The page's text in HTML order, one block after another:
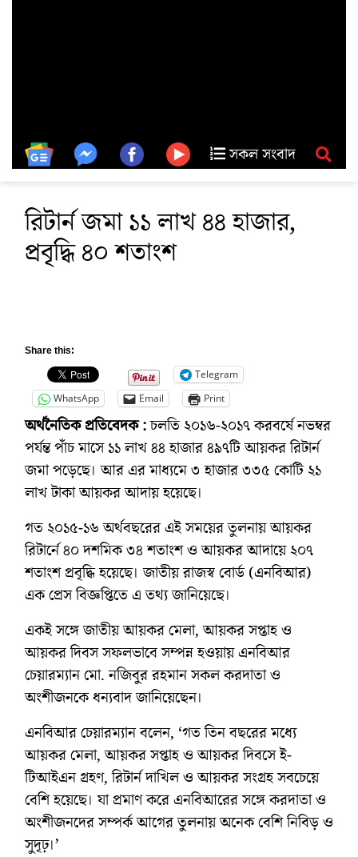
সকল সংবাদ
রিটার্ন জমা ১১ লাখ ৪৪ হাজার,
প্রবৃদ্ধি ৪০ শতাংশ
Share this:
Telegram
WhatsApp
Email Print
অর্থনৈতিক প্রতিবেদক :চলতি ২০১৬-২০১৭ করবর্ষে নভম্বর
পর্যন্ত পাঁচ মাসে ১১ লাখ ৪৪ হাজার ৪৯৭টি আয়কর রিটার্ন
জমা পড়েছে। আর এর মাধ্যমে ৩ হাজার ৩৩৫ কোটি ২১
লাখ টাকা আয়কর আদায় হয়েছে।
গত ২০১৫-১৬ অর্থবছরের এই সময়ের তুলনায় আয়কর
রিটার্নে ৪০ দশমিক ৩৪ শতাংশ ও আয়কর আদায়ে ২০৭
শতাংশ প্রবৃদ্ধি হয়েছে। জাতীয় রাজস্ব বোর্ড (এনবিআর)
এক প্রেস বিজ্ঞপ্তিতে এ তথ্য জানিয়েছে।
একই সঙ্গে জাতীয় আয়কর মেলা, আয়কর সপ্তাহ ও
আয়কর দিবস সফলভাবে সম্পন্ন হওয়ায় এনবিআর
চেয়ারম্যান মো. নজিবুর রহমান সকল করদাতা ও
অংশীজনকে ধন্যবাদ জানিয়েছেন।
এনবিআর চেয়ারম্যান বলেন, ‘গত তিন বছরের মধ্যে
আয়কর মেলা, আয়কর সপ্তাহ ও আয়কর দিবসে ই-
টিআইএন গ্রহণ, রিটার্ন দাখিল ও আয়কর সংগ্রহ সবচেয়ে
বেশি হয়েছে। যা প্রমাণ করে এনবিআরের সঙ্গে করদাতা ও
অংশীজনদের সম্পর্ক আগের তুলনায় অনেক বেশি নিবিড় ও
সুদৃঢ়।’